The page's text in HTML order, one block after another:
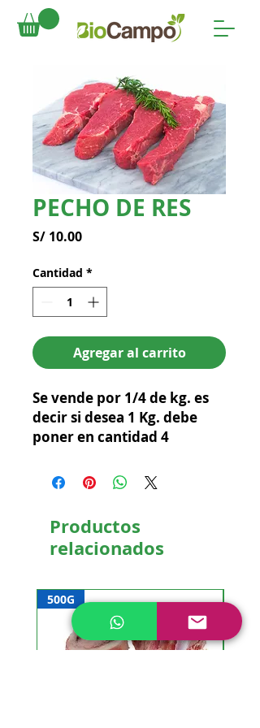
PECHO DE RES
S/ 10.00Precio
Cantidad *
Agregar al carrito
Se vende por 1/4 de kg. es
decir si desea 1 Kg. debe
poner en cantidad 4
Productos
relacionados
500G